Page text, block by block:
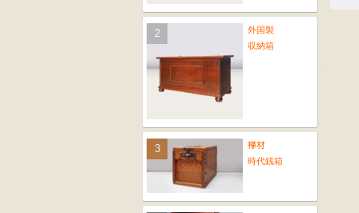
外国製
収納箱
﨔材
時代銭箱